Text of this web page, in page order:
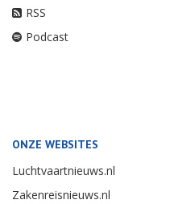
RSS
Podcast
ONZE WEBSITES
Luchtvaartnieuws.nl
Zakenreisnieuws.nl